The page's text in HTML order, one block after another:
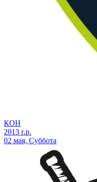
КОН
2013 г.р.
02 мая, Суббота